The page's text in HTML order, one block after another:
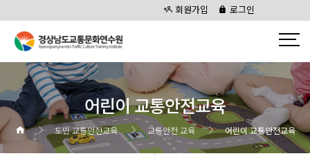
회원가입 로그인
어린이 교통안전교육
도민 교통안전교육 교통안전 교육 어린이 교통안전교육